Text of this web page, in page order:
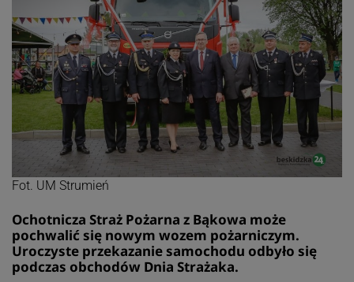
Fot. UM Strumień
Ochotnicza Straż Pożarna z Bąkowa może
pochwalić się nowym wozem pożarniczym.
Uroczyste przekazanie samochodu odbyło się
podczas obchodów Dnia Strażaka.